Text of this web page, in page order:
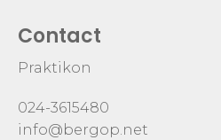
Contact
Praktikon
024-3615480
info@bergop.net